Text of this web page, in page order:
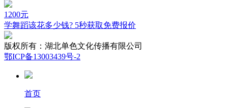
1200元
学舞蹈该花多少钱? 5秒获取免费报价
版权所有： 湖北单色文化传播有限公司
鄂ICP备13003439号-2
首页